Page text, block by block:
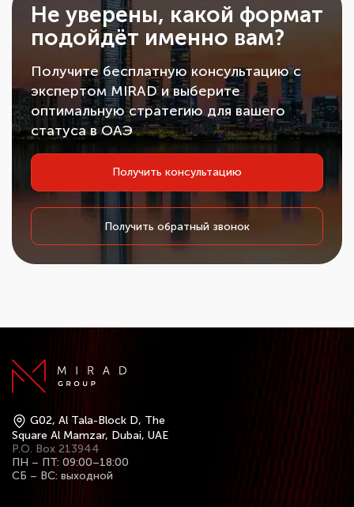
Не уверены, какой формат
подойдёт именно вам?
Получите бесплатную консультацию с
экспертом MIRAD и выберите
оптимальную стратегию для вашего
статуса в ОАЭ
Получить консультацию
Получить обратный звонок
G02, Al Tala-Block D, The
Square Al Mamzar, Dubai, UAE
P.O. Box 213944
ПН – ПТ: 09:00–18:00
СБ – ВС: выходной